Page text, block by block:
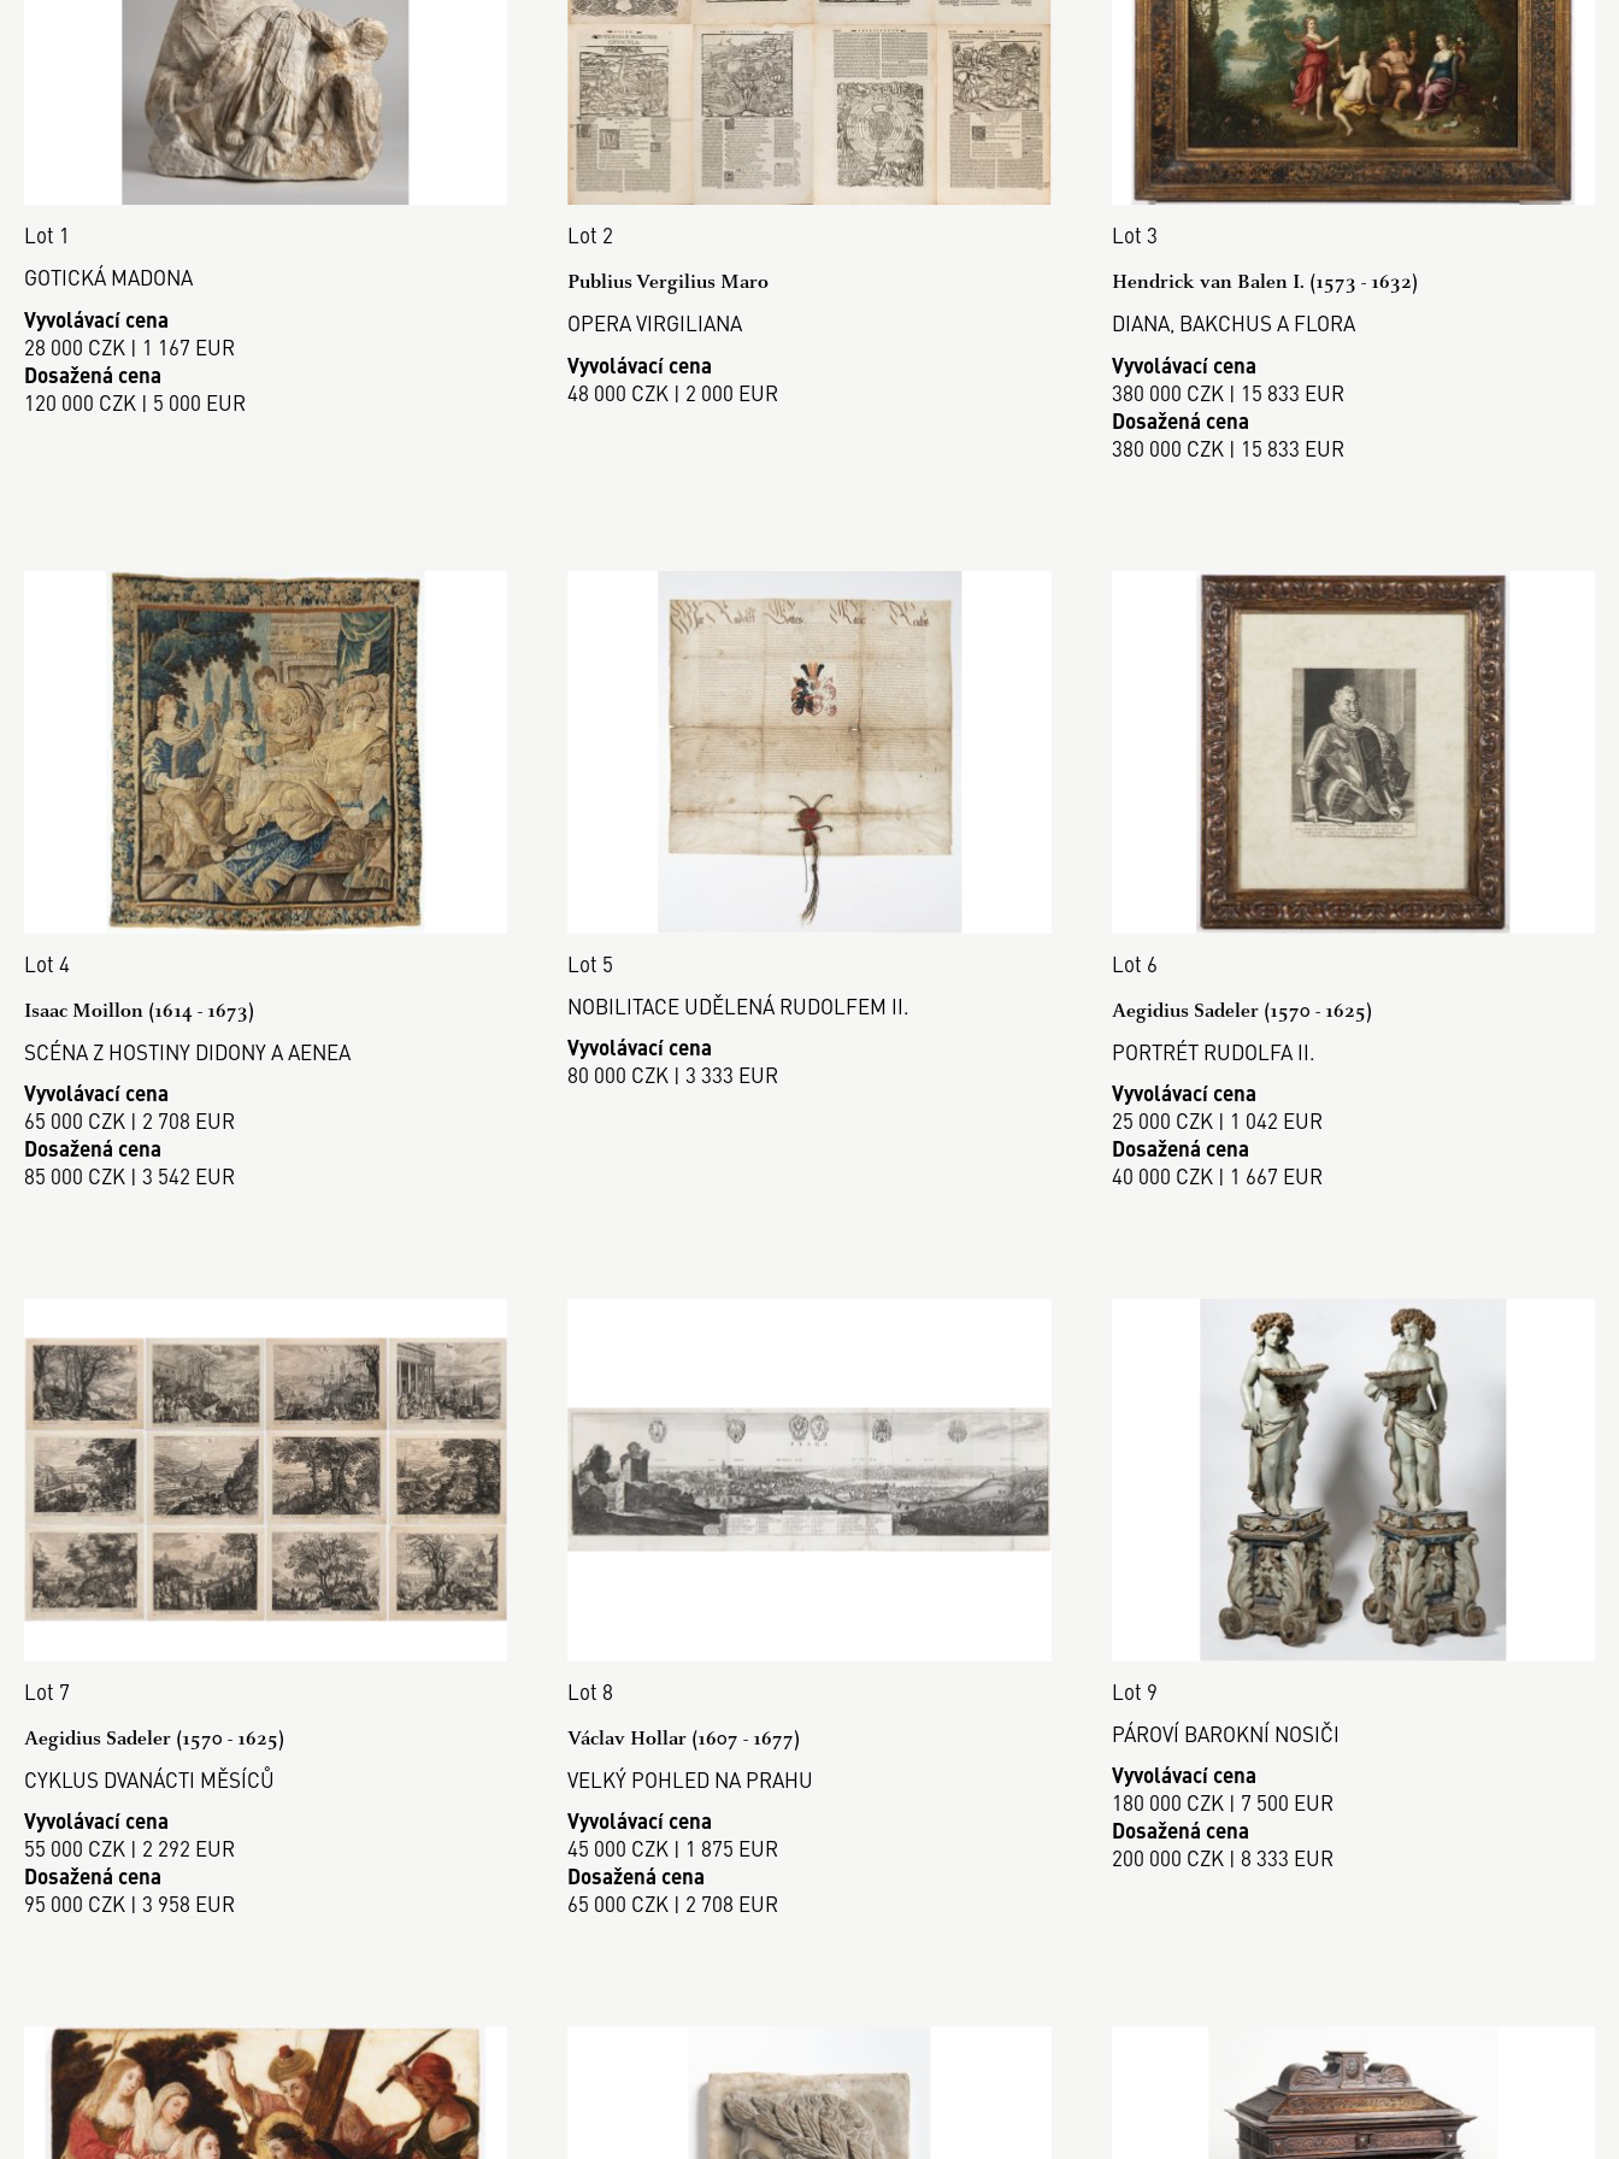
Lot 1
GOTICKÁ MADONA
Vyvolávací cena
28 000 CZK | 1 167 EUR
Dosažená cena
120 000 CZK | 5 000 EUR
Lot 2
Publius Vergilius Maro
OPERA VIRGILIANA
Vyvolávací cena
48 000 CZK | 2 000 EUR
Lot 3
Hendrick van Balen I. (1573 - 1632)
DIANA, BAKCHUS A FLORA
Vyvolávací cena
380 000 CZK | 15 833 EUR
Dosažená cena
380 000 CZK | 15 833 EUR
Lot 4
Isaac Moillon (1614 - 1673)
SCÉNA Z HOSTINY DIDONY A AENEA
Vyvolávací cena
65 000 CZK | 2 708 EUR
Dosažená cena
85 000 CZK | 3 542 EUR
Lot 5
NOBILITACE UDĚLENÁ RUDOLFEM II.
Vyvolávací cena
80 000 CZK | 3 333 EUR
Lot 6
Aegidius Sadeler (1570 - 1625)
PORTRÉT RUDOLFA II.
Vyvolávací cena
25 000 CZK | 1 042 EUR
Dosažená cena
40 000 CZK | 1 667 EUR
Lot 7
Aegidius Sadeler (1570 - 1625)
CYKLUS DVANÁCTI MĚSÍCŮ
Vyvolávací cena
55 000 CZK | 2 292 EUR
Dosažená cena
95 000 CZK | 3 958 EUR
Lot 8
Václav Hollar (1607 - 1677)
VELKÝ POHLED NA PRAHU
Vyvolávací cena
45 000 CZK | 1 875 EUR
Dosažená cena
65 000 CZK | 2 708 EUR
Lot 9
PÁROVÍ BAROKNÍ NOSIČI
Vyvolávací cena
180 000 CZK | 7 500 EUR
Dosažená cena
200 000 CZK | 8 333 EUR